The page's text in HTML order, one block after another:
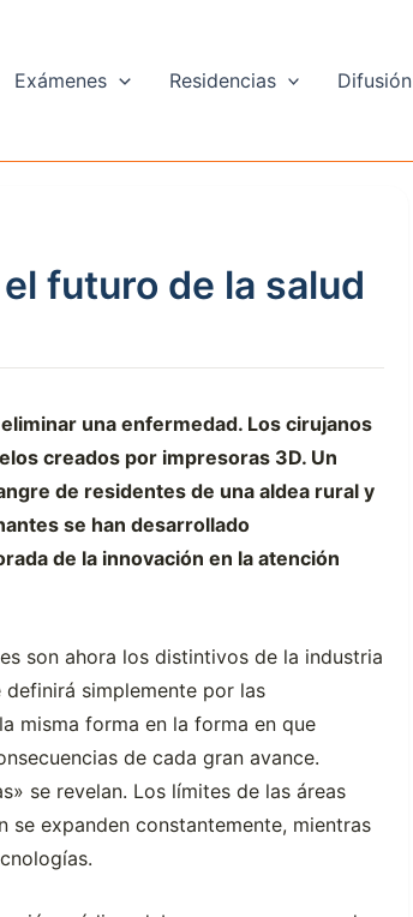
Exámenes Residencias Difusión
futuro de la salud
una enfermedad. Los cirujanos
creados por impresoras 3D. Un
de residentes de una aldea rural y
se han desarrollado
de la innovación en la atención
son ahora los distintivos de la industria
simplemente por las
misma forma en la forma en que
de cada gran avance.
se revelan. Los límites de las áreas
expanden constantemente, mientras